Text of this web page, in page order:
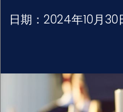
日期：2024年10月30